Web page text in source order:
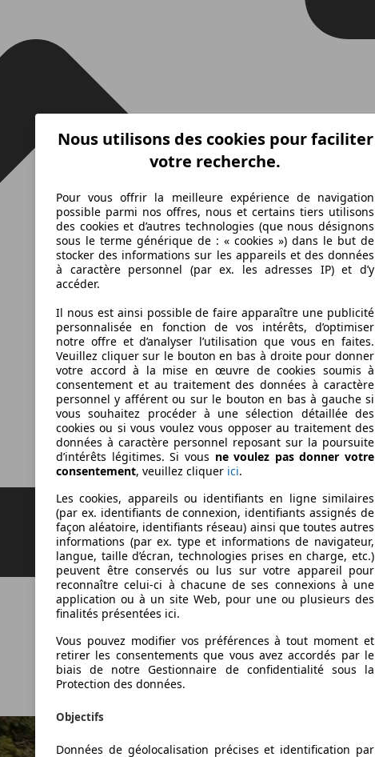
Nous utilisons des cookies pour faciliter
votre recherche.
Pour vous offrir la meilleure expérience de navigation
possible parmi nos offres, nous et certains tiers utilisons
des cookies et d’autres technologies (que nous désignons
sous le terme générique de : « cookies ») dans le but de
stocker des informations sur les appareils et des données
à caractère personnel (par ex. les adresses IP) et d’y
accéder.
Il nous est ainsi possible de faire apparaître une publicité
personnalisée en fonction de vos intérêts, d’optimiser
notre offre et d’analyser l’utilisation que vous en faites.
Veuillez cliquer sur le bouton en bas à droite pour donner
votre accord à la mise en œuvre de cookies soumis à
consentement et au traitement des données à caractère
personnel y afférent ou sur le bouton en bas à gauche si
vous souhaitez procéder à une sélection détaillée des
cookies ou si vous voulez vous opposer au traitement des
données à caractère personnel reposant sur la poursuite
d’intérêts légitimes. Si vous ne voulez pas donner votre
consentement, veuillez cliquer ici.
Les cookies, appareils ou identifiants en ligne similaires
(par ex. identifiants de connexion, identifiants assignés de
façon aléatoire, identifiants réseau) ainsi que toutes autres
informations (par ex. type et informations de navigateur,
langue, taille d’écran, technologies prises en charge, etc.)
peuvent être conservés ou lus sur votre appareil pour
reconnaître celui-ci à chacune de ses connexions à une
application ou à un site Web, pour une ou plusieurs des
finalités présentées ici.
Vous pouvez modifier vos préférences à tout moment et
retirer les consentements que vous avez accordés par le
biais de notre Gestionnaire de confidentialité sous la
Protection des données.
Objectifs
Données de géolocalisation précises et identification par